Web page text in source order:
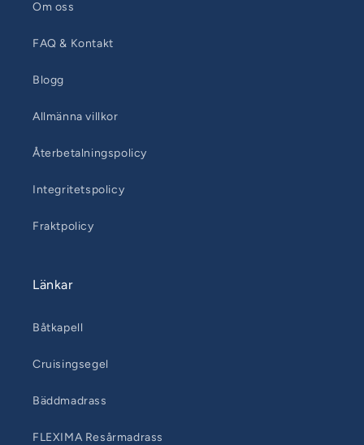
Om oss
FAQ & Kontakt
Blogg
Allmänna villkor
Återbetalningspolicy
Integritetspolicy
Fraktpolicy
Länkar
Båtkapell
Cruisingsegel
Bäddmadrass
FLEXIMA Resårmadrass